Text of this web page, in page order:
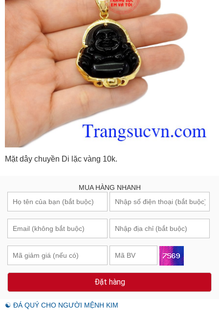
Mặt dây chuyền Di lặc vàng 10k.
MUA HÀNG NHANH
Đặt hàng
☯ ĐÁ QUÝ CHO NGƯỜI MỆNH KIM